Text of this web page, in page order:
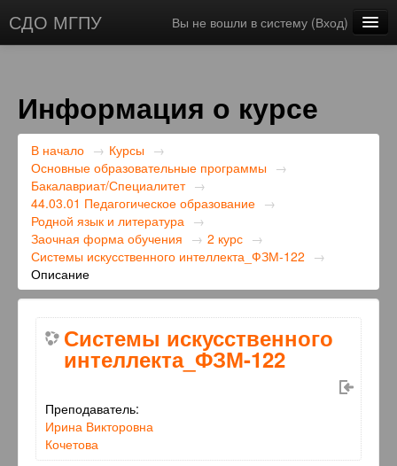
СДО МГПУ Вы не вошли в систему (Вход)
Информация о курсе
В начало → Курсы →
Основные образовательные программы →
Бакалавриат/Специалитет →
44.03.01 Педагогическое образование →
Родной язык и литература →
Заочная форма обучения → 2 курс →
Системы искусственного интеллекта_ФЗМ-122 →
Описание
Системы искусственного
интеллекта_ФЗМ-122
Преподаватель:
Ирина Викторовна
Кочетова